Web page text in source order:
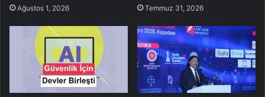
Ağustos 1, 2026 Temmuz 31, 2026